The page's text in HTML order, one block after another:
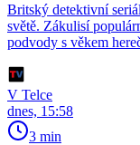
Britský detektivní
světě. Zákulisí
podvody s věkem
V Telce
dnes, 15:58
3 min